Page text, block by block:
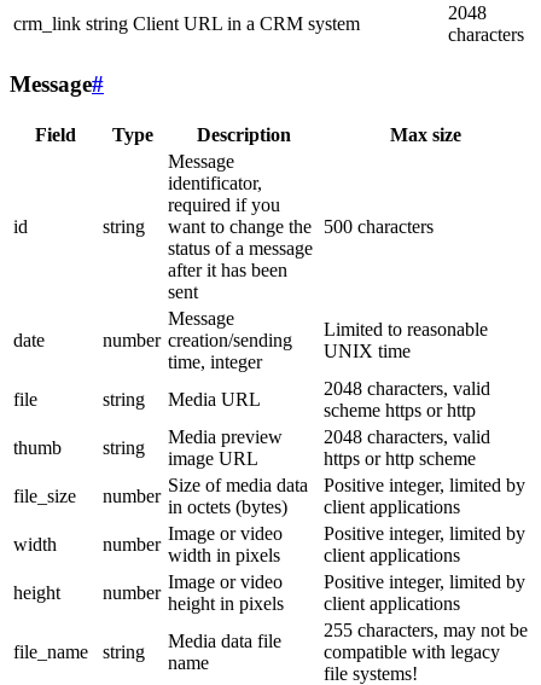
crm_link string Client URL in a CRM system
2048
characters
Message#
Field Type Description Max size
id string
Message
identificator,
required if you
want to change the
status of a message
after it has been
sent
500 characters
date number
Message
creation/sending
time, integer
Limited to reasonable
UNIX time
file string Media URL
2048 characters, valid
scheme https or http
thumb
string
Media preview
image URL
2048 characters, valid
https or http scheme
file_size
number
Size of media data
in octets (bytes)
Positive integer, limited by
client applications
width
number
Image or video
width in pixels
Positive integer, limited by
client applications
height
number
Image or video
height in pixels
Positive integer, limited by
client applications
file_name string
Media data file
name
255 characters, may not be
compatible with legacy
file systems!